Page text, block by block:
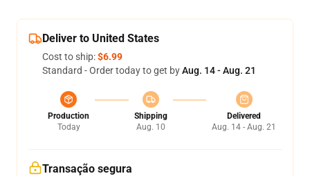
Deliver to United States
Cost to ship:$6.99
Standard - Order today to get byAug. 14 - Aug. 21
Production
Today
Shipping
Aug. 10
Delivered
Aug. 14 - Aug. 21
Transação segura